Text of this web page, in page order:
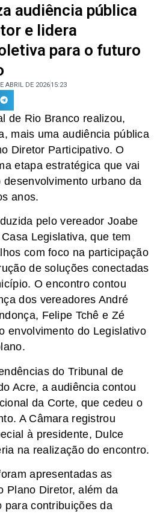
audiência pública
e lidera
para o futuro
ABRIL DE 202615:23
de Rio Branco realizou,
mais uma audiência pública
Diretor Participativo. O
etapa estratégica que vai
urbano da
anos.
pelo vereador Joabe
Legislativa, que tem
com foco na participação
de soluções conectadas
O encontro contou
dos vereadores André
Felipe Tchê e Zé
envolvimento do Legislativo
do Tribunal de
Acre, a audiência contou
da Corte, que cedeu o
A Câmara registrou
à presidente, Dulce
na realização do encontro.
apresentadas as
Plano Diretor, além da
para contribuições da